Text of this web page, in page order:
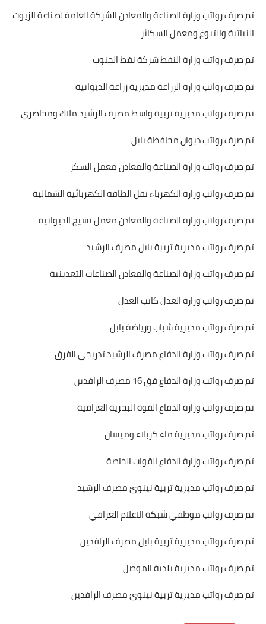
تم صرف رواتب وزارة الصناعة والمعادن الشركة العامة لصناعة الزيوت
النباتية والتبوغ ومعمل السكائر
تم صرف رواتب وزارة النفط شركة نفط الجنوب
تم صرف رواتب وزارة الزراعة مديرية زراعة الديوانية
تم صرف رواتب مديرية تربية واسط مصرف الرشيد ملاك ومحاضري
تم صرف رواتب ديوان محافظة بابل
تم صرف رواتب وزارة الصناعة والمعادن معمل السكر
تم صرف رواتب وزارة الكهرباء نقل الطاقة الكهربائية الشمالية
تم صرف رواتب وزارة الصناعة والمعادن معمل نسيج الديوانية
تم صرف رواتب مديرية تربية بابل مصرف الرشيد
تم صرف رواتب وزارة الصناعة والمعادن الصناعات التعدينية
تم صرف رواتب وزارة العدل كاتب العدل
تم صرف رواتب مديرية شباب ورياضة بابل
تم صرف رواتب وزارة الدفاع مصرف الرشيد تدريجي الفرق
تم صرف رواتب وزارة الدفاع فق 16 مصرف الرافدين
تم صرف رواتب وزارة الدفاع القوة البحرية العراقية
تم صرف رواتب مديرية ماء كربلاء وميسان
تم صرف رواتب وزارة الدفاع القوات الخاصة
تم صرف رواتب مديرية تربية نينوئ مصرف الرشيد
تم صرف رواتب موظفي شبكة الاعلام العراقي
تم صرف رواتب مديرية تربية بابل مصرف الرافدين
تم صرف رواتب مديرية بلدية الموصل
تم صرف رواتب مديرية تربية نينوئ مصرف الرافدين